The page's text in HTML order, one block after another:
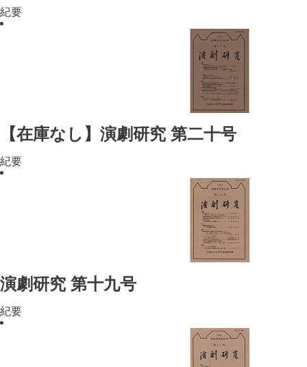
紀要
【在庫なし】演劇研究 第二十号
紀要
演劇研究 第十九号
紀要